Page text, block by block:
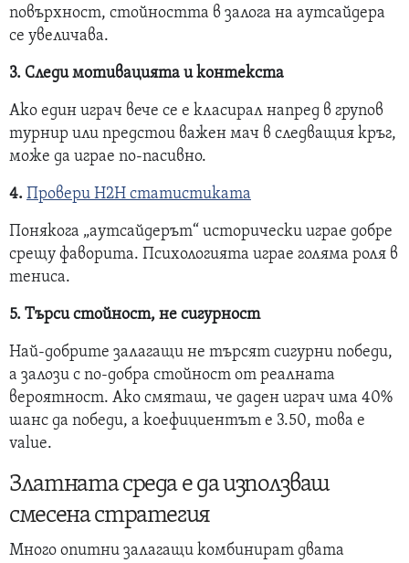
повърхност, стойността в залога на аутсайдера
се увеличава.
3. Следи мотивацията и контекста
Ако един играч вече се е класирал напред в групов
турнир или предстои важен мач в следващия кръг,
може да играе по-пасивно.
4. Провери H2H статистиката
Понякога „аутсайдерът“ исторически играе добре
срещу фаворита. Психологията играе голяма роля в
тениса.
5. Търси стойност, не сигурност
Най-добрите залагащи не търсят сигурни победи,
а залози с по-добра стойност от реалната
вероятност. Ако смяташ, че даден играч има 40%
шанс да победи, а коефициентът е 3.50, това е
value.
Златната среда е да използваш
смесена стратегия
Много опитни залагащи комбинират двата